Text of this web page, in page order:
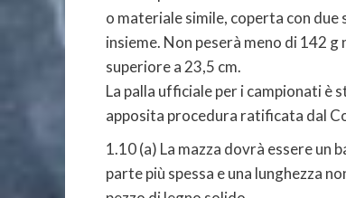
o materiale simile, coperta con
insieme. Non peserà meno di 142
superiore a 23,5 cm.
La palla ufficiale per i campionati è
apposita procedura ratificata dal
1.10 (a) La mazza dovrà essere un
parte più spessa e una lunghezza